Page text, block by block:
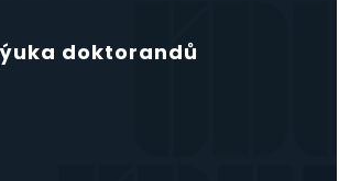
doktorandů